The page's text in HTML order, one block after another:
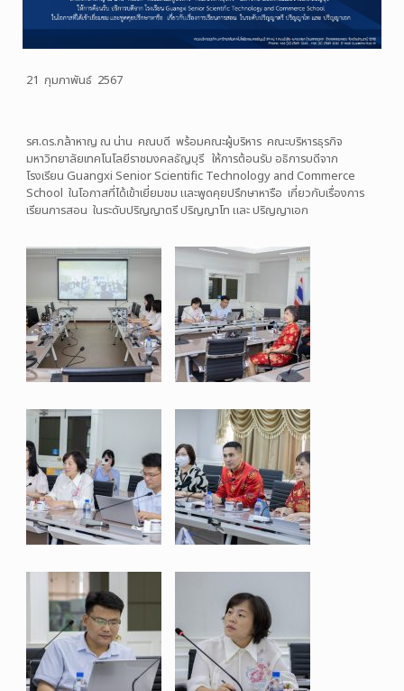
21 กุมภาพันธ์ 2567
รศ.ดร.กล้าหาญ ณ น่าน คณบดี พร้อมคณะผู้บริหาร คณะบริหารธุรกิจ
มหาวิทยาลัยเทคโนโลยีราชมงคลธัญบุรี ให้การต้อนรับ อธิการบดีจาก
โรงเรียน Guangxi Senior Scientific Technology and Commerce
School ในโอกาสที่ได้เข้าเยี่ยมชม และพูดคุยปรึกษาหารือ เกี่ยวกับเรื่องการ
เรียนการสอน ในระดับปริญญาตรี ปริญญาโท และ ปริญญาเอก